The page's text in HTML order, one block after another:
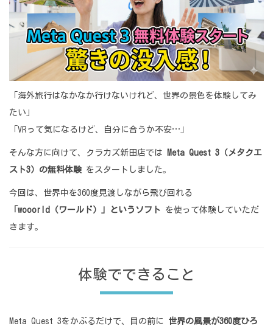
「海外旅行はなかなか行けないけれど、世界の景色を体験してみ
たい」
「VRって気になるけど、自分に合うか不安…」
そんな方に向けて、クラカズ新田店では
Meta Quest 3（メタクエ
スト3）の無料体験 をスタートしました。
今回は、世界中を360度見渡しながら飛び回れる
「wooorld（ワールド）」というソフト を使って体験していただ
きます。
体験でできること
Meta Quest 3をかぶるだけで、目の前に 世界の風景が360度ひろ